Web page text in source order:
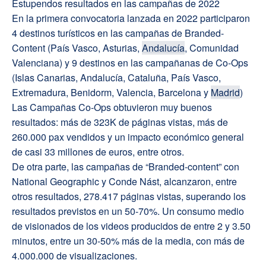
Estupendos resultados en las campañas de 2022
En la primera convocatoria lanzada en 2022 participaron
4 destinos turísticos en las campañas de Branded-
Content (País Vasco, Asturias, Andalucía, Comunidad
Valenciana) y 9 destinos en las campañanas de Co-Ops
(Islas Canarias, Andalucía, Cataluña, País Vasco,
Extremadura, Benidorm, Valencia, Barcelona y Madrid)
Las Campañas Co-Ops obtuvieron muy buenos
resultados: más de 323K de páginas vistas, más de
260.000 pax vendidos y un impacto económico general
de casi 33 millones de euros, entre otros.
De otra parte, las campañas de “Branded-content” con
National Geographic y Conde Nást, alcanzaron, entre
otros resultados, 278.417 páginas vistas, superando los
resultados previstos en un 50-70%. Un consumo medio
de visionados de los videos producidos de entre 2 y 3.50
minutos, entre un 30-50% más de la media, con más de
4.000.000 de visualizaciones.